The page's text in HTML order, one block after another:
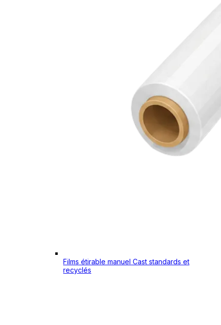
Films étirable manuel Cast standards et
recyclés